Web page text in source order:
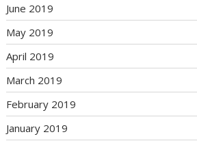
June 2019
May 2019
April 2019
March 2019
February 2019
January 2019